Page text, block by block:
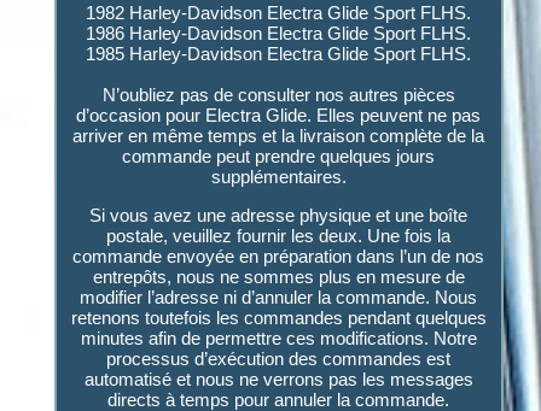
1982 Harley-Davidson Electra Glide Sport FLHS.
1986 Harley-Davidson Electra Glide Sport FLHS.
1985 Harley-Davidson Electra Glide Sport FLHS.
N’oubliez pas de consulter nos autres pièces
d’occasion pour Electra Glide. Elles peuvent ne pas
arriver en même temps et la livraison complète de la
commande peut prendre quelques jours
supplémentaires.
Si vous avez une adresse physique et une boîte
postale, veuillez fournir les deux. Une fois la
commande envoyée en préparation dans l’un de nos
entrepôts, nous ne sommes plus en mesure de
modifier l’adresse ni d’annuler la commande. Nous
retenons toutefois les commandes pendant quelques
minutes afin de permettre ces modifications. Notre
processus d’exécution des commandes est
automatisé et nous ne verrons pas les messages
directs à temps pour annuler la commande.